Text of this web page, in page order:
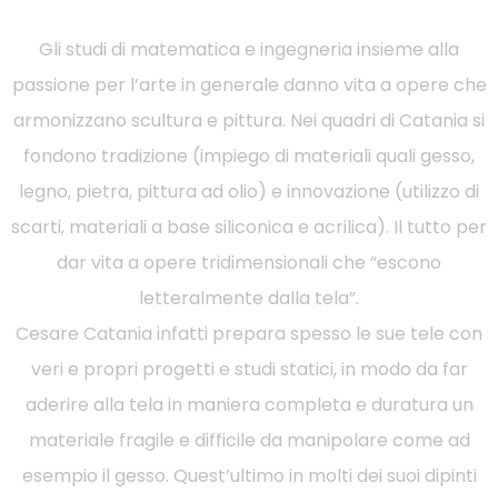
Gli studi di matematica e ingegneria insieme alla
passione per l’arte in generale danno vita a opere che
armonizzano scultura e pittura. Nei quadri di Catania si
fondono tradizione (impiego di materiali quali gesso,
legno, pietra, pittura ad olio) e innovazione (utilizzo di
scarti, materiali a base siliconica e acrilica). Il tutto per
dar vita a opere tridimensionali che “escono
letteralmente dalla tela”.
Cesare Catania infatti prepara spesso le sue tele con
veri e propri progetti e studi statici, in modo da far
aderire alla tela in maniera completa e duratura un
materiale fragile e difficile da manipolare come ad
esempio il gesso. Quest’ultimo in molti dei suoi dipinti